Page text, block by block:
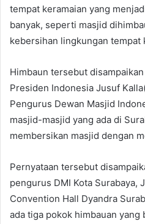
tempat keramaian yang
banyak, seperti masjid
kebersihan lingkungan tempat
Himbaun tersebut
Presiden Indonesia Jusuf
Pengurus Dewan Masjid
masjid-masjid yang ada di
membersikan masjid dengan
Pernyataan tersebut
pengurus DMI Kota Surabaya,
Convention Hall Dyandra
ada tiga pokok himbauan